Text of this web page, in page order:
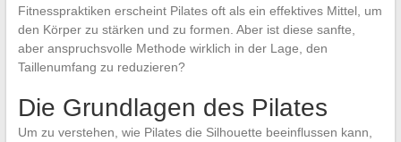
Fitnesspraktiken erscheint Pilates oft als ein effektives Mittel, um
den Körper zu stärken und zu formen. Aber ist diese sanfte,
aber anspruchsvolle Methode wirklich in der Lage, den
Taillenumfang zu reduzieren?
Die Grundlagen des Pilates
Um zu verstehen, wie Pilates die Silhouette beeinflussen kann,